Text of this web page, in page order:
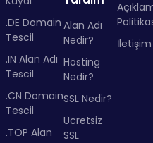
.DE Domain
Tescil
.IN Alan Adı
Tescil
.CN Domain
Tescil
.TOP Alan
Alan Adı
Nedir?
Hosting
Nedir?
SSL Nedir?
Ücretsiz
SSL
İletişim